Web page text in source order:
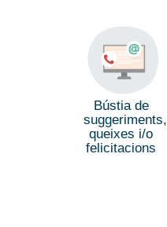
Bústia de
suggeriments,
queixes i/o
felicitacions